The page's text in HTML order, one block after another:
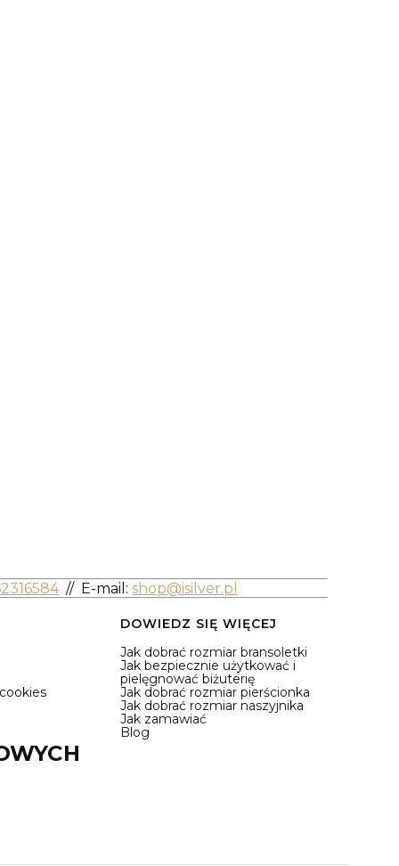
// E-mail: shop@isilver.pl
DOWIEDZ SIĘ WIĘCEJ
Jak dobrać rozmiar bransoletki
Jak bezpiecznie użytkować i
pielęgnować biżuterię
Jak dobrać rozmiar pierścionka
Jak dobrać rozmiar naszyjnika
Jak zamawiać
Blog